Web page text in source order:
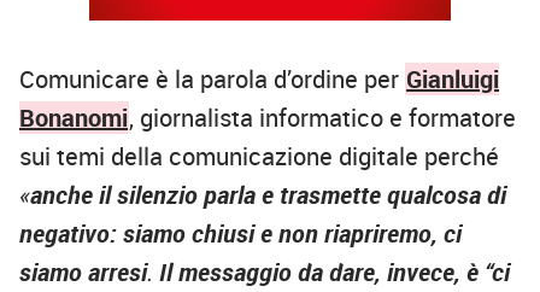
Comunicare è la parola d’ordine per Gianluigi
Bonanomi, giornalista informatico e formatore
sui temi della comunicazione digitale perché
«anche il silenzio parla e trasmette qualcosa di
negativo: siamo chiusi e non riapriremo, ci
siamo arresi. Il messaggio da dare, invece, è “ci